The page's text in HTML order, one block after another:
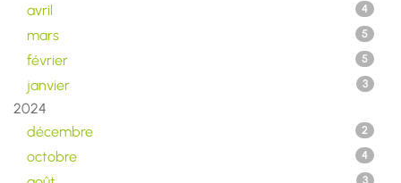
avril 4
mars 5
février 5
janvier 3
2024
décembre
2
octobre 4
3